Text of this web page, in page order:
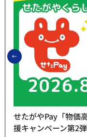
前のスライドを表示
せたがやPay「物価
援キャンペーン第2